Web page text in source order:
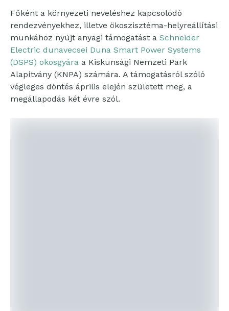
Főként a környezeti neveléshez kapcsolódó
rendezvényekhez, illetve ökoszisztéma-helyreállítási
munkához nyújt anyagi támogatást a Schneider
Electric dunavecsei Duna Smart Power Systems
(DSPS) okosgyára a Kiskunsági Nemzeti Park
Alapítvány (KNPA) számára. A támogatásról szóló
végleges döntés április elején született meg, a
megállapodás két évre szól.